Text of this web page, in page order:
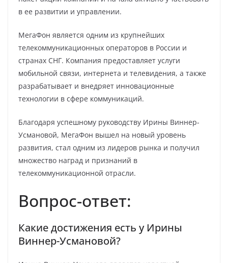
в ее развитии и управлении.
МегаФон является одним из крупнейших
телекоммуникационных операторов в России и
странах СНГ. Компания предоставляет услуги
мобильной связи, интернета и телевидения, а также
разрабатывает и внедряет инновационные
технологии в сфере коммуникаций.
Благодаря успешному руководству Ирины Виннер-
Усмановой, МегаФон вышел на новый уровень
развития, стал одним из лидеров рынка и получил
множество наград и признаний в
телекоммуникационной отрасли.
Вопрос-ответ:
Какие достижения есть у Ирины
Виннер-Усмановой?